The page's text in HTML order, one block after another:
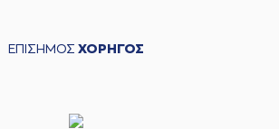
ΕΠΙΣΗΜΟΣ ΧΟΡΗΓΟΣ